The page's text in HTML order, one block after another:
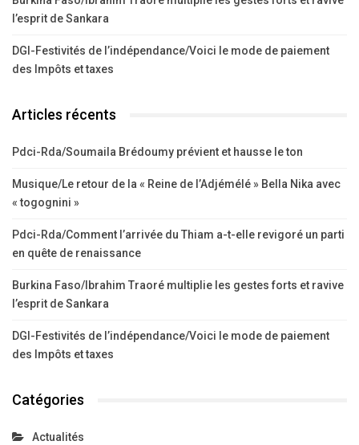
l’esprit de Sankara
DGI-Festivités de l’indépendance/Voici le mode de paiement
des Impôts et taxes
Articles récents
Pdci-Rda/Soumaila Brédoumy prévient et hausse le ton
Musique/Le retour de la « Reine de l’Adjémélé » Bella Nika avec
« togognini »
Pdci-Rda/Comment l’arrivée du Thiam a-t-elle revigoré un parti
en quête de renaissance
Burkina Faso/Ibrahim Traoré multiplie les gestes forts et ravive
l’esprit de Sankara
DGI-Festivités de l’indépendance/Voici le mode de paiement
des Impôts et taxes
Catégories
Actualités